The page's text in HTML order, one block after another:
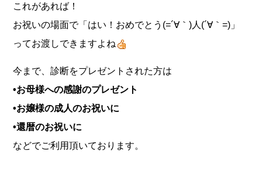
これがあれば！
お祝いの場面で「はい！おめでとう(=´∀｀)人(´∀｀=)」
ってお渡しできますよね
今まで、診断をプレゼントされた方は
•お母様への感謝のプレゼント
•お嬢様の成人のお祝いに
•還暦のお祝いに
などでご利用頂いております。